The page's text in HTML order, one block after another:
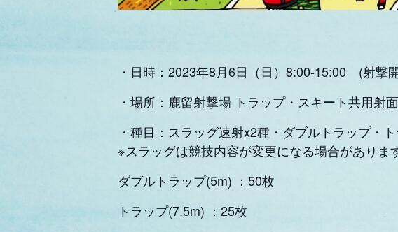
・日時：2023年8月6日（日 ）8:00-15:00 (射撃
・場所：鹿留射撃場 トラップ・スキート共用射面
・種目：スラッグ速射x2種・ダブルトラップ・
※スラッグは競技内容が変更になる場合がありま
ダブルトラップ(5m) ：50枚
トラップ(7.5m) ：25枚